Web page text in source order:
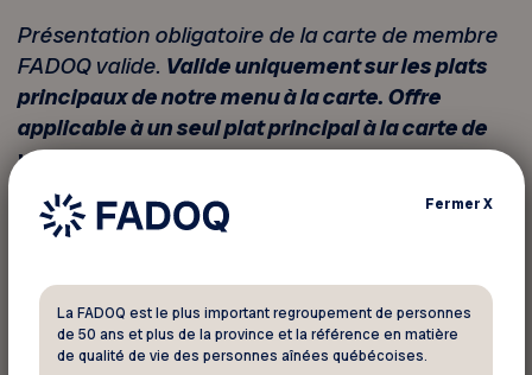
Présentation obligatoire de la carte de membre
FADOQ valide. Valide uniquement sur les plats
principaux de notre menu à la carte. Offre
applicable à un seul plat principal à la carte de
votre choix. Cette offre ne peut être jumelée à
aucune autre promotion. Elle ne s’applique pas
les jours de fête ou fériés. Le rabais s’applique
membre FADOQ sur une facture. Valide en salle
à manger seulement. Offre applicable du
dimanche au jeudi, uniquement à la Casa
FermerX
La FADOQ est le plus important regroupement de personnes
de 50 ans et plus de la province et la référence en matière
de qualité de vie des personnes aînées québécoises.